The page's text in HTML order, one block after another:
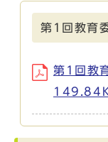
第1回教育
第1回教